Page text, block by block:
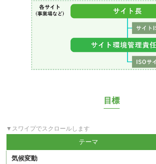
目標
テーマ
気候変動